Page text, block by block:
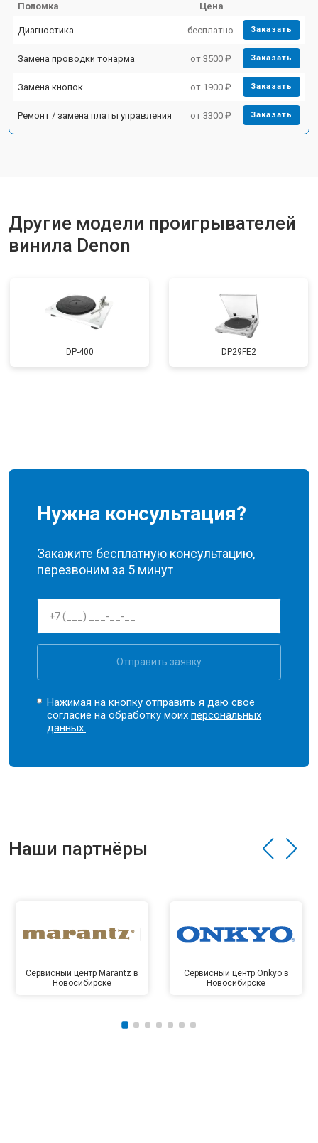
Поломка Цена
Диагностика бесплатно Заказать
Замена проводки тонарма от 3500 ₽ Заказать
Замена кнопок от 1900 ₽ Заказать
Ремонт / замена платы управления от 3300 ₽ Заказать
Другие модели проигрывателей
винила Denon
DP-400 DP29FE2
Нужна консультация?
Закажите бесплатную консультацию,
перезвоним за 5 минут
Отправить заявку
Нажимая на кнопку отправить я даю свое
согласие на обработку моихперсональных
данных.
Наши партнёры
Сервисный центр Marantz в
Новосибирске
Сервисный центр Onkyo в
Новосибирске